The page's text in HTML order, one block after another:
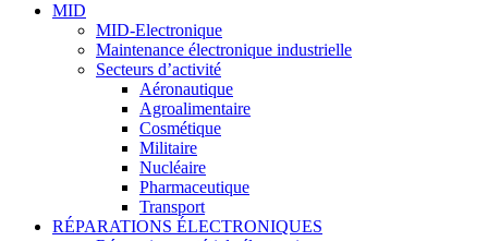
MID
MID-Electronique
Maintenance électronique industrielle
Secteurs d’activité
Aéronautique
Agroalimentaire
Cosmétique
Militaire
Nucléaire
Pharmaceutique
Transport
RÉPARATIONS ÉLECTRONIQUES